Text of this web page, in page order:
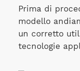
Prima di
modello
un corretto
tecnologie